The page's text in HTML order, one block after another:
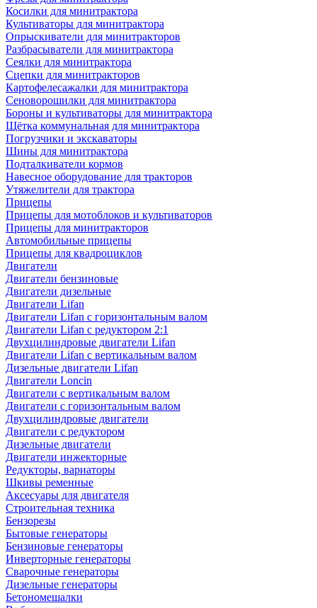
Косилки для минитрактора
Культиваторы для минитрактора
Опрыскиватели для минитракторов
Разбрасыватели для минитрактора
Сеялки для минитрактора
Сцепки для минитракторов
Картофелесажалки для минитрактора
Сеноворошилки для минитрактора
Бороны и культиваторы для минитрактора
Щётка коммунальная для минитрактора
Погрузчики и экскаваторы
Шины для минитрактора
Подталкиватели кормов
Навесное оборудование для тракторов
Утяжелители для трактора
Прицепы
Прицепы для мотоблоков и культиваторов
Прицепы для минитракторов
Автомобильные прицепы
Прицепы для квадроциклов
Двигатели
Двигатели бензиновые
Двигатели дизельные
Двигатели Lifan
Двигатели Lifan с горизонтальным валом
Двигатели Lifan с редуктором 2:1
Двухцилиндровые двигатели Lifan
Двигатели Lifan с вертикальным валом
Дизельные двигатели Lifan
Двигатели Loncin
Двигатели с вертикальным валом
Двигатели с горизонтальным валом
Двухцилиндровые двигатели
Двигатели с редуктором
Дизельные двигатели
Двигатели инжекторные
Редукторы, вариаторы
Шкивы ременные
Аксесуары для двигателя
Строительная техника
Бензорезы
Бытовые генераторы
Бензиновые генераторы
Инверторные генераторы
Сварочные генераторы
Дизельные генераторы
Бетономешалки